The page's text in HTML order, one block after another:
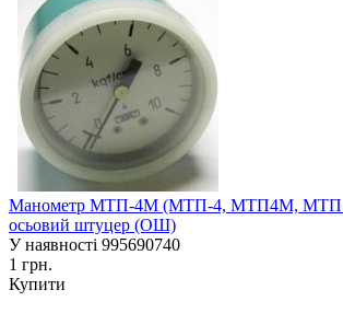
Манометр МТП-4М (МТП-4, МТП4М,
осьовий штуцер (ОШ)
У наявності 995690740
1 грн.
Купити